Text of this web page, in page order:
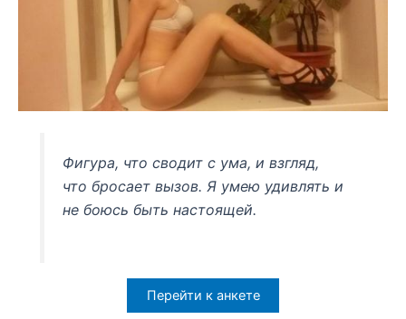
Фигура, что сводит с ума, и взгляд,
что бросает вызов. Я умею удивлять и
не боюсь быть настоящей.
Перейти к анкете